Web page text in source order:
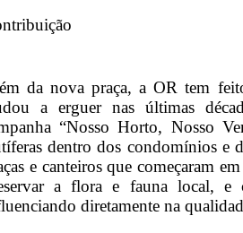
da nova praça, a OR tem
a erguer nas últimas
“Nosso Horto, Nosso
dentro dos condomínios e
e canteiros que começaram
a flora e fauna local,
diretamente na